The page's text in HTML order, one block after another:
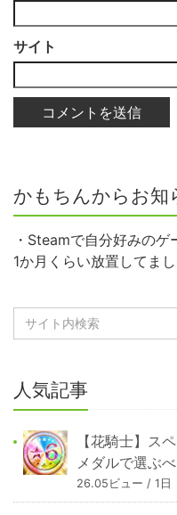
サイト
かもちんからお知
・Steamで自分好みの
1か月くらい放置してまし
人気記事
【花騎士】ス
メダルで選ぶ
26.05ビュー / 1日